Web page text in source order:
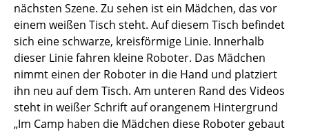
nächsten Szene. Zu sehen ist ein Mädchen, das vor
einem weißen Tisch steht. Auf diesem Tisch befindet
sich eine schwarze, kreisförmige Linie. Innerhalb
dieser Linie fahren kleine Roboter. Das Mädchen
nimmt einen der Roboter in die Hand und platziert
ihn neu auf dem Tisch. Am unteren Rand des Videos
steht in weißer Schrift auf orangenem Hintergrund
„Im Camp haben die Mädchen diese Roboter gebaut